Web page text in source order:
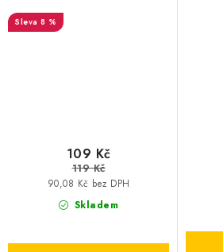
8 %
Skladem
90,08 Kč bez DPH
109 Kč
119 Kč